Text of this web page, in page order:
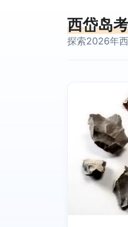
西岱岛
探索2026年